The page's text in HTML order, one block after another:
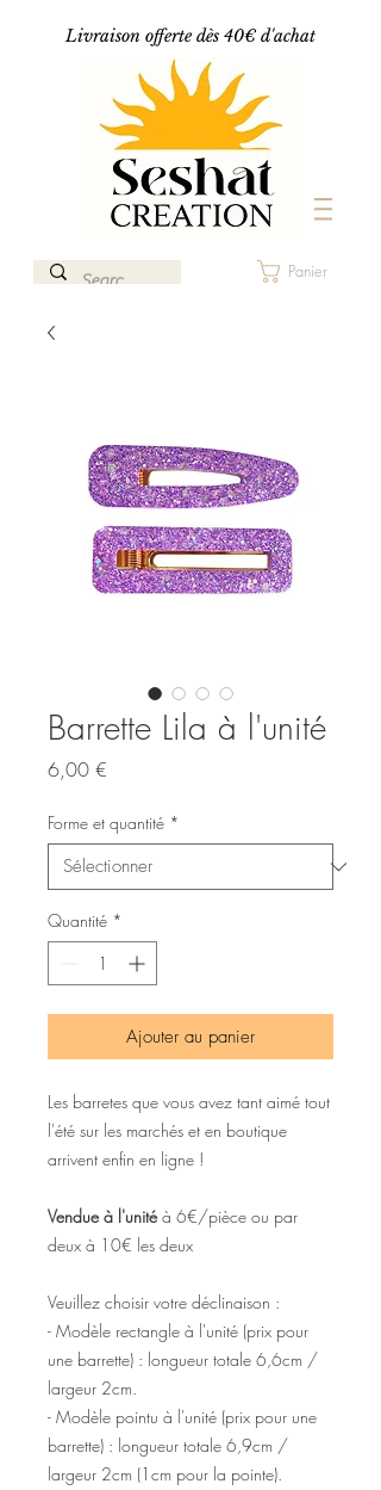
Livraison offerte dès 40€ d'achat
Panier
Barrette Lila à l'unité
6,00 €
Forme et quantité *
Quantité *
Ajouter au panier
Les barretes que vous avez tant aimé tout
l'été sur les marchés et en boutique
arrivent enfin en ligne !
Vendue à l'unitéà 6€/pièce ou par
deux à 10€ les deux
Veuillez choisir votre déclinaison :
- Modèle rectangle à l'unité (prix pour
une barrette) : longueur totale 6,6cm /
largeur 2cm.
- Modèle pointu à l'unité (prix pour une
barrette) : longueur totale 6,9cm /
largeur 2cm (1cm pour la pointe).